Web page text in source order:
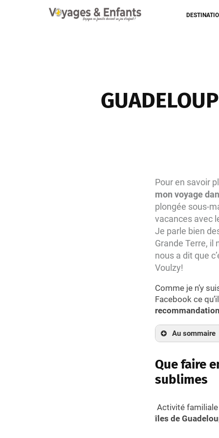
Pour en savoir
mon voyage
plongée sous-
vacances avec
Je parle bien
Grande Terre, il
nous a dit que
Voulzy!
Comme je n’y
Facebook ce
Au sommaire
Plage du
Plage du
Autres
Découvrir
La
Que faire
sublimes
Activité familiale
îles de